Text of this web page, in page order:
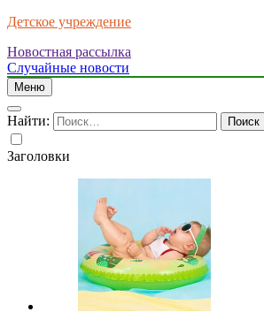
Детское учреждение
Новостная рассылка
Случайные новости
Меню
Найти:
Заголовки